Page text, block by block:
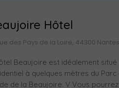
Hôtel
des Pays de la Loire, 44300
Beaujoire est idéalement
à quelques mètres du
de la Beaujoire. V Vous